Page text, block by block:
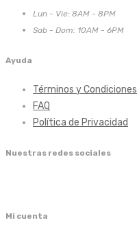
Lun - Vie: 8AM - 8PM
Sab - Dom: 10AM - 6PM
Ayuda
Términos y Condiciones
FAQ
Política de Privacidad
Nuestras redes sociales
Mi cuenta